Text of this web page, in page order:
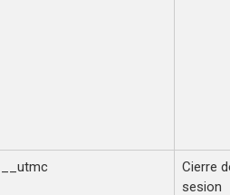
__utmc
Cierre
sesion